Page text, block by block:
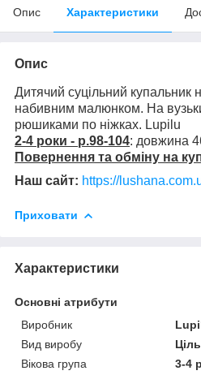
Опис Характеристики
Опис
Дитячий суцільний купальник
набивним малюнком. На
рюшиками по ніжках. Lupilu
2-4 роки - р.98-104: довжина
Повернення та обміну на
Наш сайт: https://
Приховати
Характеристики
Основні атрибути
Виробник
Вид виробу
Вікова група
3-4